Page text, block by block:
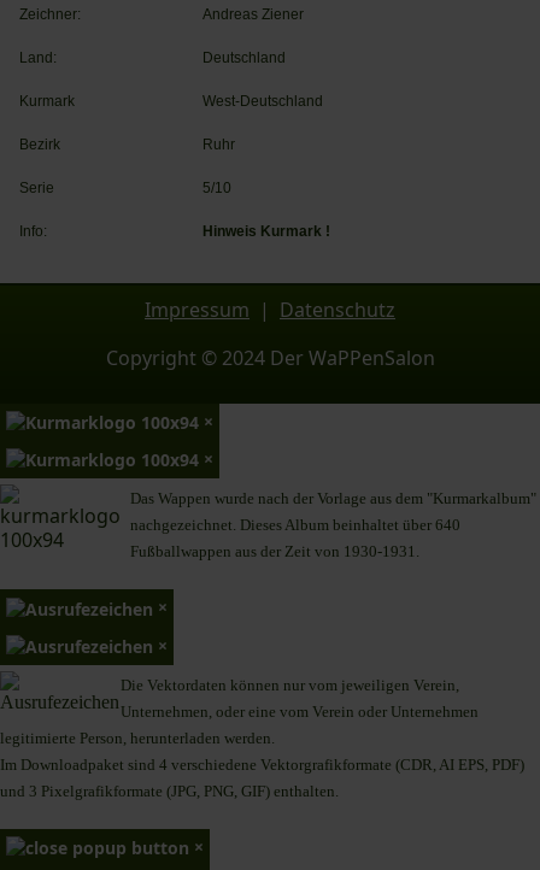
Zeichner: Andreas Ziener
Land: Deutschland
Kurmark West-Deutschland
Bezirk Ruhr
Serie 5/10
Info: Hinweis Kurmark !
Impressum | Datenschutz
Copyright © 2024 Der WaPPenSalon
×
×
Das Wappen wurde nach der Vorlage aus dem "Kurmarkalbum"
nachgezeichnet. Dieses Album beinhaltet über 640
Fußballwappen aus der Zeit von 1930-1931.
×
×
Die Vektordaten können nur vom jeweiligen Verein,
Unternehmen, oder eine vom Verein oder Unternehmen
legitimierte Person, herunterladen werden.
Im Downloadpaket sind 4 verschiedene Vektorgrafikformate (CDR, AI EPS, PDF)
und 3 Pixelgrafikformate (JPG, PNG, GIF) enthalten.
×